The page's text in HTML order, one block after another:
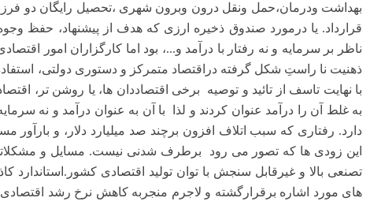
بهداشت ودرمان،حمل ونقل درون وبرون شهری ،تحصیل رایگان دو
قرارداد. یا درمورد صندوق ذخیره ارزی که هدف از پیشنهاد، حفظ
ناظر بر سرمایه و نه رفتار با درآمد و...، بود اما کارگزاران امور
ذهنیت نا راستِ شکل گرفته دراقتصاد متمرکز و دستوری دولتی،
با نهایت تاسف از تائید و توصیه
برخی اقتصاددان ها، یا روشن تر،
به غلط آن را درآمد عنوان کردند و لذا
با آن به عنوان درآمد و نه
دارد. رفتاری که سبب اتلاف افزون برچند صد میلیارد دلار، و
این زودی ها که تصور می رود
برطرف شدنی نیست. مسایل و مشکلاتی
تصنعی بالا و غیرقابل سنجش با توان تولید اقتصادی کشور.استاندارد